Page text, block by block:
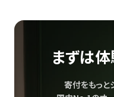
まずは体
寄付をもっと